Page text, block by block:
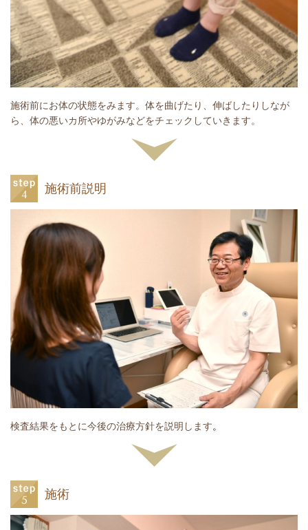
施術前にお体の状態をみます。体を曲げたり、伸ばしたりしなが
ら、体の悪いカ所やゆがみなどをチェックしていきます。
施術前説明
検査結果をもとに今後の治療方針を説明します。
施術